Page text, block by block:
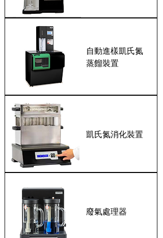
自動進樣凱氏氮
蒸餾裝置
凱氏氮消化裝置
廢氣處理器